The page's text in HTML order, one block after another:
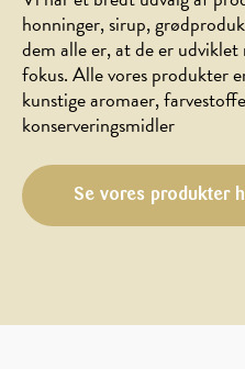
Æblekompot
med
kanel
JUL/NYTÅR
honninger, sirup,
dem alle er, at de er
fokus. Alle vores produkter
kunstige aromaer,
konserveringsmidler
Se vores produkter